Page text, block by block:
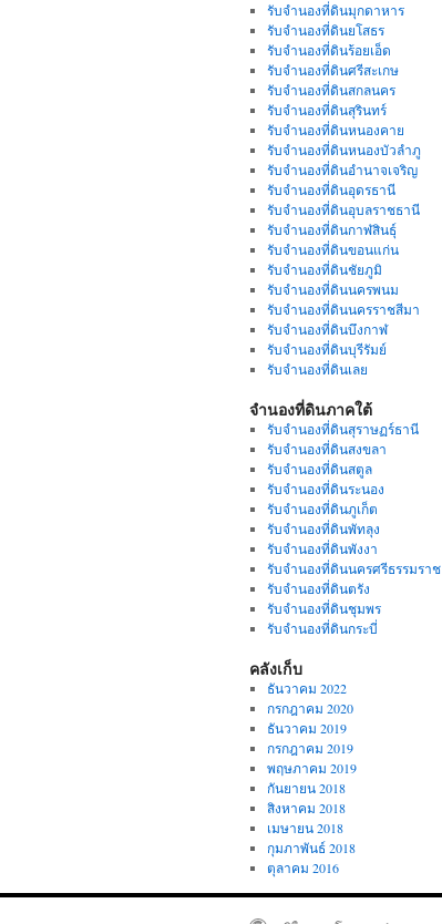
รับจำนองที่ดินมุกดาหาร
รับจำนองที่ดินยโสธร
รับจำนองที่ดินร้อยเอ็ด
รับจำนองที่ดินศรีสะเกษ
รับจำนองที่ดินสกลนคร
รับจำนองที่ดินสุรินทร์
รับจำนองที่ดินหนองคาย
รับจำนองที่ดินหนองบัวลำภู
รับจำนองที่ดินอำนาจเจริญ
รับจำนองที่ดินอุดรธานี
รับจำนองที่ดินอุบลราชธานี
รับจำนองที่ดินกาฬสินธุ์
รับจำนองที่ดินขอนแก่น
รับจำนองที่ดินชัยภูมิ
รับจำนองที่ดินนครพนม
รับจำนองที่ดินนครราชสีมา
รับจำนองที่ดินบึงกาฬ
รับจำนองที่ดินบุรีรัมย์
รับจำนองที่ดินเลย
จำนองที่ดินภาคใต้
รับจำนองที่ดินสุราษฏร์ธานี
รับจำนองที่ดินสงขลา
รับจำนองที่ดินสตูล
รับจำนองที่ดินระนอง
รับจำนองที่ดินภูเก็ต
รับจำนองที่ดินพัทลุง
รับจำนองที่ดินพังงา
รับจำนองที่ดินนครศรีธรรมราช
รับจำนองที่ดินตรัง
รับจำนองที่ดินชุมพร
รับจำนองที่ดินกระบี่
คลังเก็บ
ธันวาคม 2022
กรกฎาคม 2020
ธันวาคม 2019
กรกฎาคม 2019
พฤษภาคม 2019
กันยายน 2018
สิงหาคม 2018
เมษายน 2018
กุมภาพันธ์ 2018
ตุลาคม 2016